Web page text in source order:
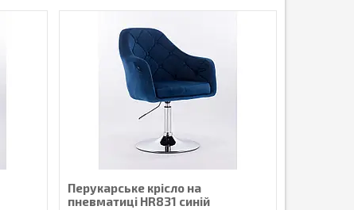
Перукарське крісло на
пневматиці HR831 синій